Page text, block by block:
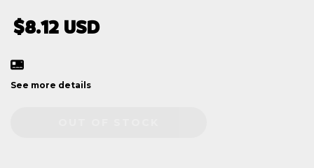
$8.12 USD
See more details